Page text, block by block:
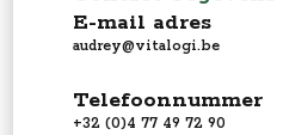
E-mail adres
audrey@vitalogi.be
Telefoonnummer
+32 (0)4 77 49 72 90